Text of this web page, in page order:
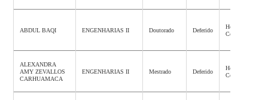
ABDUL BAQI ENGENHARIAS II Doutorado Deferido
Homologação
Concluída
ALEXANDRA
AMY ZEVALLOS
CARHUAMACA
ENGENHARIAS II Mestrado Deferido
Homologação
Concluída